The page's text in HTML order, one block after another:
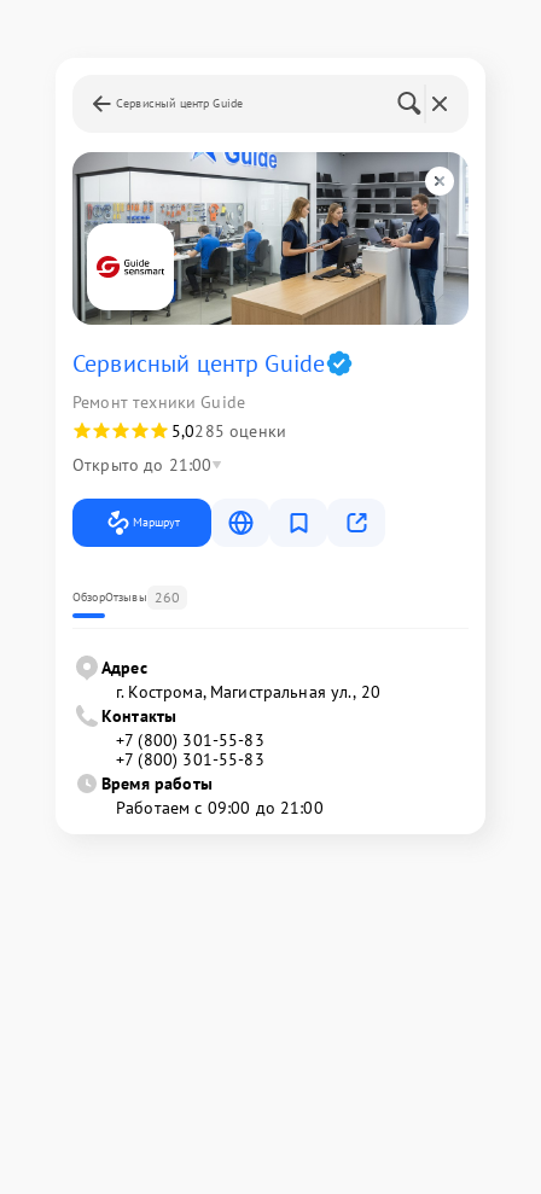
Сервисный центр Guide
Сервисный центр Guide
Ремонт техники Guide
5,0285 оценки
Открыто до 21:00
Маршрут
ОбзорОтзывы 260
Адрес
г. Кострома, Магистральная ул., 20
Контакты
+7 (800) 301-55-83
+7 (800) 301-55-83
Время работы
Работаем с 09:00 до 21:00